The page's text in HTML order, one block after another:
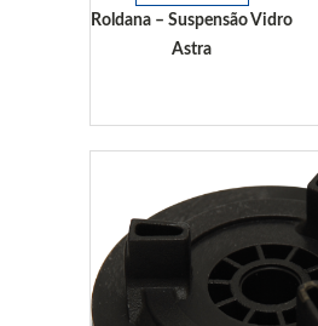
Roldana – Suspensão Vidro
Astra